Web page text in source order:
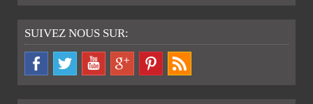
SUIVEZ NOUS SUR: